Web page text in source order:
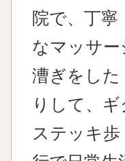
院で、丁寧
なマッサ
漕ぎをした
りして、
ステッキ歩